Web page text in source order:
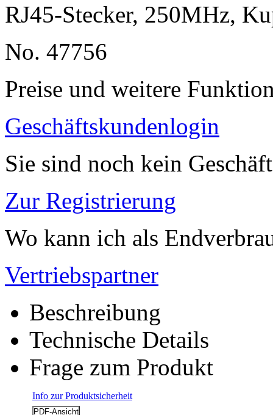
RJ45-Stecker, 250MHz,
No. 47756
Preise und weitere
Geschäftskundenlogin
Sie sind noch kein
Zur Registrierung
Wo kann ich als
Vertriebspartner
Beschreibung
Technische Details
Frage zum Produkt
Info zur Produktsicherheit